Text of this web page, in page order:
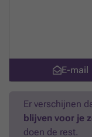
E-mail
Er verschijnen
blijven voor je
doen de rest.